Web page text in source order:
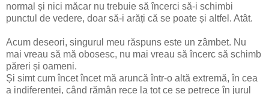
normal și nici măcar nu trebuie să încerci să-i schimbi
punctul de vedere, doar să-i arăți că se poate și altfel. Atât.
Acum deseori, singurul meu răspuns este un zâmbet. Nu
mai vreau să mă obosesc, nu mai vreau să încerc să schimb
păreri și oameni.
Și simt cum încet încet mă aruncă într-o altă extremă, în cea
a indiferenței, când rămân rece la tot ce se petrece în jurul